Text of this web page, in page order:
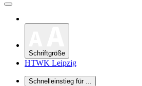
Schriftgröße
HTWK Leipzig
Schnelleinstieg für ...